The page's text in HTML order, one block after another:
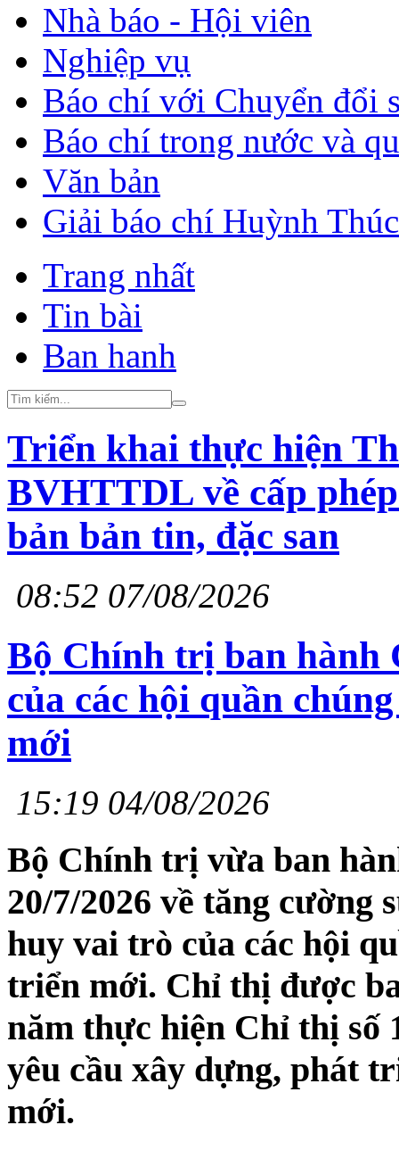
Nhà báo - Hội viên
Nghiệp vụ
Báo chí với Chuyển đổi
Báo chí trong nước và
Văn bản
Giải báo chí Huỳnh
Trang nhất
Tin bài
Ban hanh
Triển khai thực hiện
BVHTTDL về cấp
bản bản tin, đặc san
08:52 07/08/2026
Bộ Chính trị ban hành
của các hội quần
mới
15:19 04/08/2026
Bộ Chính trị vừa ban
20/7/2026 về tăng cường
huy vai trò của các hội
triển mới. Chỉ thị được
năm thực hiện Chỉ thị số
yêu cầu xây dựng, phát
mới.